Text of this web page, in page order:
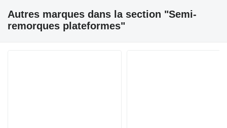
Autres marques dans la section "Semi-
remorques plateformes"